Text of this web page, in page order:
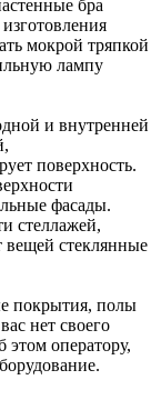
бра
мокрой тряпкой
лампу
и внутренней
поверхность.
фасады.
стеллажей,
стеклянные
покрытия, полы
нет своего
этом оператору,